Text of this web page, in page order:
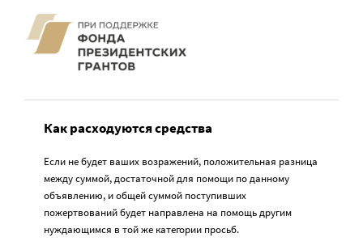
Как расходуются средства
Если не будет ваших возражений, положительная разница
между суммой, достаточной для помощи по данному
объявлению, и общей суммой поступивших
пожертвований будет направлена на помощь другим
нуждающимся в той же категории просьб.